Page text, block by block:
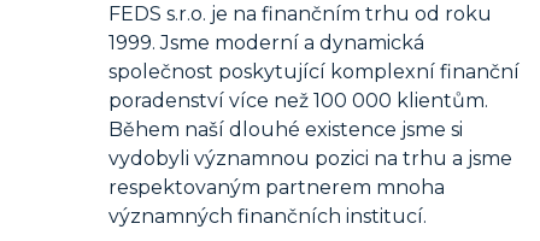
FEDS s.r.o. je na finančním trhu od roku
1999. Jsme moderní a dynamická
společnost poskytující komplexní finanční
poradenství více než 100 000 klientům.
Během naší dlouhé existence jsme si
vydobyli významnou pozici na trhu a jsme
respektovaným partnerem mnoha
významných finančních institucí.